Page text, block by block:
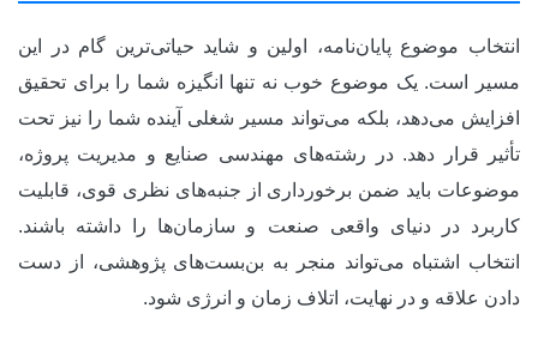
انتخاب موضوع پایان‌نامه، اولین و شاید حیاتی‌ترین گام در این
مسیر است. یک موضوع خوب نه تنها انگیزه شما را برای تحقیق
افزایش می‌دهد، بلکه می‌تواند مسیر شغلی آینده شما را نیز تحت
تأثیر قرار دهد. در رشته‌های مهندسی صنایع و مدیریت پروژه،
موضوعات باید ضمن برخورداری از جنبه‌های نظری قوی، قابلیت
کاربرد در دنیای واقعی صنعت و سازمان‌ها را داشته باشند.
انتخاب اشتباه می‌تواند منجر به بن‌بست‌های پژوهشی، از دست
دادن علاقه و در نهایت، اتلاف زمان و انرژی شود.